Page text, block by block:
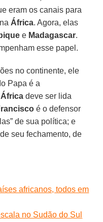
eram os canais para
África. Agora, elas
e Madagascar.
esse papel.
no continente, ele
Papa é a
África deve ser lida
é o defensor
de sua política; e
seu fechamento, de
africanos, todos em
no Sudão do Sul